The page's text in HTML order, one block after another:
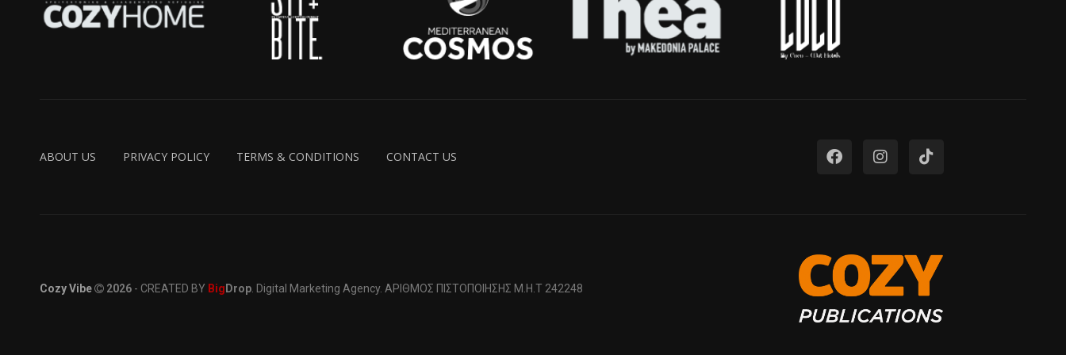
ABOUT US PRIVACY POLICY TERMS & CONDITIONS CONTACT US
Cozy Vibe 2026 - CREATED BY Big Drop. Digital Marketing Agency. ΑΡΙΘΜΟΣ ΠΙΣΤΟΠΟΙΗΣΗΣ Μ.Η.Τ 242248